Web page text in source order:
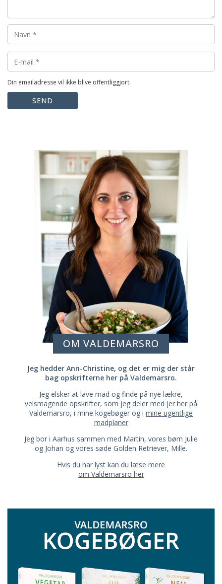
Din emailadresse vil ikke blive offentliggjort.
SEND
OM VALDEMARSRO
Jeg hedder Ann-Christine, og det er mig der står
bag opskrifterne her på Valdemarsro.
Jeg elsker at lave mad og finde på nye lækre,
velsmagende opskrifter, som jeg deler med jer her på
Valdemarsro, i mine kogebøger og i mine ugentlige
madplaner
Jeg bor i Aarhus sammen med Martin, vores børn Julie
og Johan og vores søde Golden Retriever, Mille.
Hvis du har lyst kan du læse mere
om Valdemarsro her